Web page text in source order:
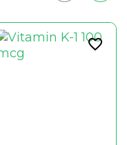
favorite_border